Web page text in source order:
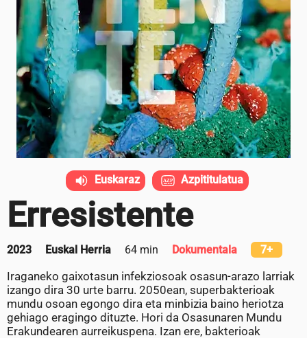
Erresistente
2023 Euskal Herria 64 min Dokumentala 7+
Iraganeko gaixotasun infekziosoak osasun-arazo larriak
izango dira 30 urte barru. 2050ean, superbakterioak
mundu osoan egongo dira eta minbizia baino heriotza
gehiago eragingo dituzte. Hori da Osasunaren Mundu
Erakundearen aurreikuspena. Izan ere, bakterioak
Euskaraz Azpititulatua